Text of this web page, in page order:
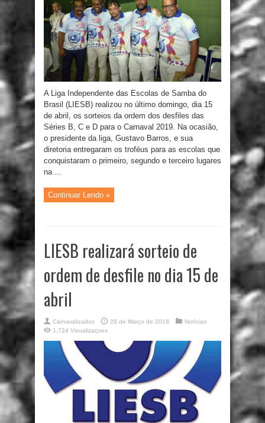
A Liga Independente das Escolas de Samba do
Brasil (LIESB) realizou no último domingo, dia 15
de abril, os sorteios da ordem dos desfiles das
Séries B, C e D para o Carnaval 2019. Na ocasião,
o presidente da liga, Gustavo Barros, e sua
diretoria entregaram os troféus para as escolas que
conquistaram o primeiro, segundo e terceiro lugares
na ...
Continuar Lendo »
LIESB realizará sorteio de
ordem de desfile no dia 15 de
abril
Carnavalizados 28 de Março de 2018
Notícias
1,724 Visualizaçoes